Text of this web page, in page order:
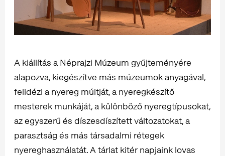
A kiállítás a Néprajzi Múzeum gyűjteményére
alapozva, kiegészítve más múzeumok anyagával,
felidézi a nyereg múltját, a nyeregkészítő
mesterek munkáját, a különböző nyeregtípusokat,
az egyszerű és díszesdíszített változatokat, a
parasztság és más társadalmi rétegek
nyereghasználatát. A tárlat kitér napjaink lovas